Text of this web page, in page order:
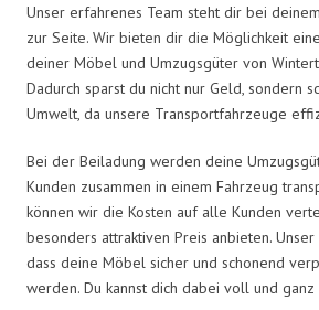
Unser erfahrenes Team steht dir bei
zur Seite. Wir bieten dir die Möglichkeit
deiner Möbel und Umzugsgüter von
Dadurch sparst du nicht nur Geld, sondern
Umwelt, da unsere Transportfahrzeuge
Bei der Beiladung werden deine
Kunden zusammen in einem Fahrzeug
können wir die Kosten auf alle Kunden
besonders attraktiven Preis anbieten.
dass deine Möbel sicher und schonend
werden. Du kannst dich dabei voll und ganz